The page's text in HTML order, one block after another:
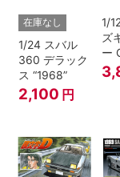
在庫なし
1/24 スバル
360 デラック
ス “1968”
2,100 円
1/
ズ
ー
'20